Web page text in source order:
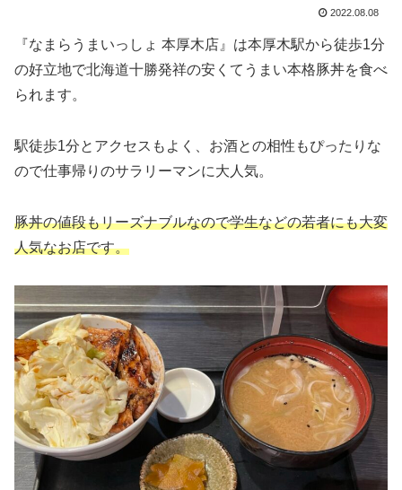
2022.08.08
『なまらうまいっしょ 本厚木店』は本厚木駅から徒歩1分
の好立地で北海道十勝発祥の安くてうまい本格豚丼を食べ
られます。
駅徒歩1分とアクセスもよく、お酒との相性もぴったりな
ので仕事帰りのサラリーマンに大人気。
豚丼の値段もリーズナブルなので学生などの若者にも大変
人気なお店です。